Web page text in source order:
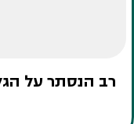
רב הנסתר על